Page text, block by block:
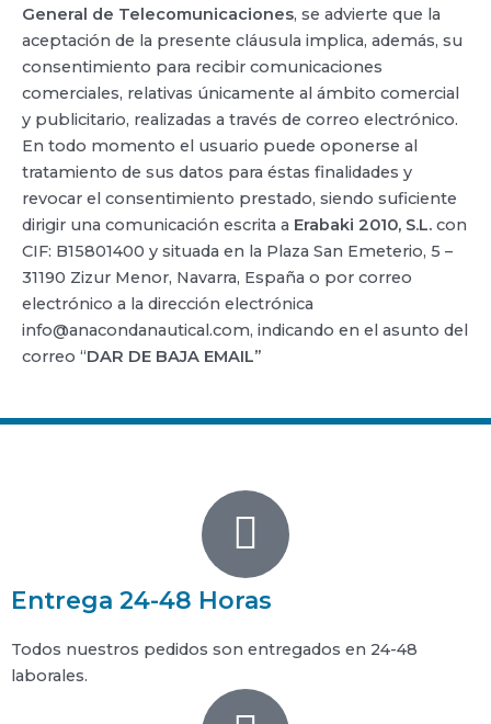
General de Telecomunicaciones, se advierte que la
aceptación de la presente cláusula implica, además, su
consentimiento para recibir comunicaciones
comerciales, relativas únicamente al ámbito comercial
y publicitario, realizadas a través de correo electrónico.
En todo momento el usuario puede oponerse al
tratamiento de sus datos para éstas finalidades y
revocar el consentimiento prestado, siendo suficiente
dirigir una comunicación escrita a Erabaki 2010, S.L. con
CIF: B15801400 y situada en la Plaza San Emeterio, 5 –
31190 Zizur Menor, Navarra, España o por correo
electrónico a la dirección electrónica
info@anacondanautical.com, indicando en el asunto del
correo “DAR DE BAJA EMAIL”
Entrega 24-48 Horas
Todos nuestros pedidos son entregados en 24-48
laborales.